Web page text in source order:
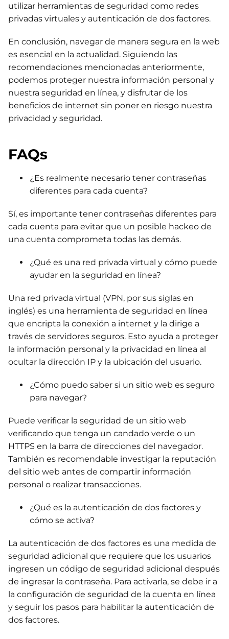
utilizar herramientas de seguridad como redes
privadas virtuales y autenticación de dos factores.
En conclusión, navegar de manera segura en la web
es esencial en la actualidad. Siguiendo las
recomendaciones mencionadas anteriormente,
podemos proteger nuestra información personal y
nuestra seguridad en línea, y disfrutar de los
beneficios de internet sin poner en riesgo nuestra
privacidad y seguridad.
FAQs
¿Es realmente necesario tener contraseñas
diferentes para cada cuenta?
Sí, es importante tener contraseñas diferentes para
cada cuenta para evitar que un posible hackeo de
una cuenta comprometa todas las demás.
¿Qué es una red privada virtual y cómo puede
ayudar en la seguridad en línea?
Una red privada virtual (VPN, por sus siglas en
inglés) es una herramienta de seguridad en línea
que encripta la conexión a internet y la dirige a
través de servidores seguros. Esto ayuda a proteger
la información personal y la privacidad en línea al
ocultar la dirección IP y la ubicación del usuario.
¿Cómo puedo saber si un sitio web es seguro
para navegar?
Puede verificar la seguridad de un sitio web
verificando que tenga un candado verde o un
HTTPS en la barra de direcciones del navegador.
También es recomendable investigar la reputación
del sitio web antes de compartir información
personal o realizar transacciones.
¿Qué es la autenticación de dos factores y
cómo se activa?
La autenticación de dos factores es una medida de
seguridad adicional que requiere que los usuarios
ingresen un código de seguridad adicional después
de ingresar la contraseña. Para activarla, se debe ir a
la configuración de seguridad de la cuenta en línea
y seguir los pasos para habilitar la autenticación de
dos factores.